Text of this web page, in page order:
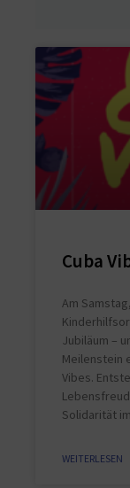
Cuba
Am
Jubiläum –
Meilenstein
Vibes.
Solidarität
WEITERLESEN